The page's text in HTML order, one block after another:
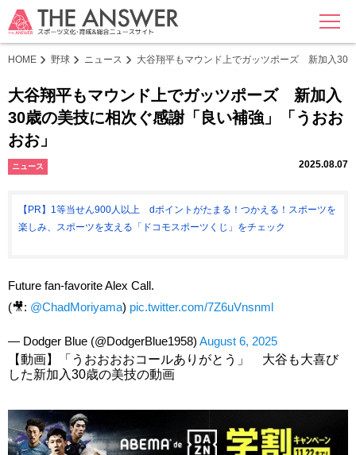
MENU
HOME 野球 ニュース 大谷翔平もマウンド上でガッツポーズ 新加入30
大谷翔平もマウンド上でガッツポーズ 新加入
30歳の美技に相次ぐ感謝「良い補強」「うおお
おお」
ニュース 2025.08.07
【PR】1等当せん900人以上 dポイントがたまる！つかえる！スポーツを
楽しみ、スポーツを支える「ドコモスポーツくじ」をチェック
Future fan-favorite Alex Call.
(🎥: @ChadMoriyama) pic.twitter.com/7Z6uVnsnml
— Dodger Blue (@DodgerBlue1958) August 6, 2025
【動画】「うおおおおコールありがとう」 大谷も大喜び
した新加入30歳の美技の動画